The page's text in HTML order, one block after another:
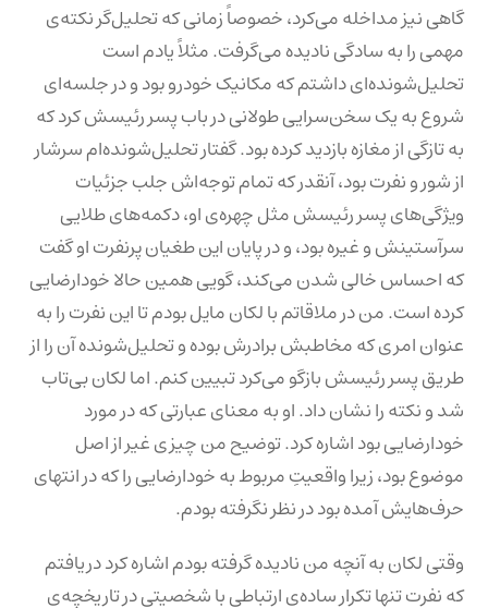
گاهی نیز مداخله می‌کرد، خصوصاً زمانی که تحلیل‌گر نکته‌ی
مهمی را به سادگی نادیده می‌گرفت. مثلاً یادم است
تحلیل‌شونده‌ای داشتم که مکانیک خودرو بود و در جلسه‌ای
شروع به یک سخن‌سرایی طولانی در باب پسر رئیسش کرد که
به تازگی از مغازه بازدید کرده بود. گفتار تحلیل‌شونده‌ام سرشار
از شور و نفرت بود، آنقدر که تمام توجه‌اش جلب جزئیات
ویژگی‌های پسر رئیسش مثل چهره‌ی او، دکمه‌های طلایی
سرآستینش و غیره بود، و در پایان این طغیان پرنفرت او گفت
که احساس خالی شدن می‌کند، گویی همین حالا خودارضایی
کرده است. من در ملاقاتم با لکان مایل بودم تا این نفرت را به
عنوان امری که مخاطبش برادرش بوده و تحلیل‌شونده آن را از
طریق پسر رئیسش بازگو می‌کرد تبیین کنم. اما لکان بی‌تاب
شد و نکته را نشان داد. او به معنای عبارتی که در مورد
خودارضایی بود اشاره کرد. توضیح من چیزی غیر از اصل
موضوع بود، زیرا واقعیتِ مربوط به خودارضایی را که در انتهای
حرف‌هایش آمده بود در نظر نگرفته بودم.
وقتی لکان به آنچه من نادیده گرفته بودم اشاره کرد دریافتم
که نفرت تنها تکرار ساده‌ی ارتباطی با شخصیتی در تاریخچه‌ی